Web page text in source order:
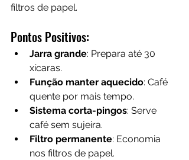
filtros de papel.
Pontos Positivos:
Jarra grande: Prepara até 30
xícaras.
Função manter aquecido: Café
quente por mais tempo.
Sistema corta-pingos: Serve
café sem sujeira.
Filtro permanente: Economia
nos filtros de papel.